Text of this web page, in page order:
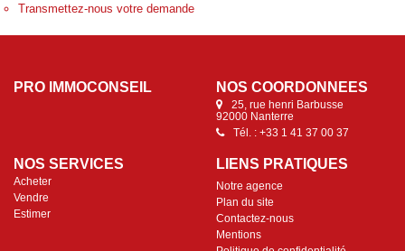
Transmettez-nous votre demande
PRO IMMOCONSEIL NOS COORDONNÉES
25, rue henri Barbusse
92000 Nanterre
Tél. : +33 1 41 37 00 37
NOS SERVICES
Acheter
Vendre
Estimer
LIENS PRATIQUES
Notre agence
Plan du site
Contactez-nous
Mentions